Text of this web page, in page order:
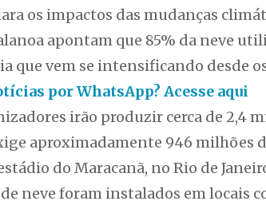
os impactos das mudanças
apontam que 85% da neve
vem se intensificando desde os
por WhatsApp? Acesse aqui
irão produzir cerca de 2,4
aproximadamente 946 milhões
do Maracanã, no Rio de
neve foram instalados em locais